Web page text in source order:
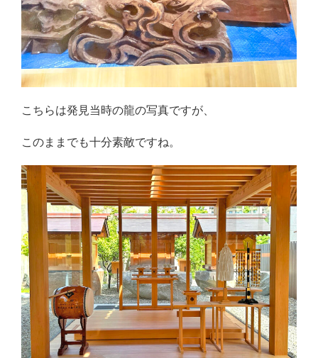
こちらは発見当時の龍の写真ですが、
このままでも十分素敵ですね。